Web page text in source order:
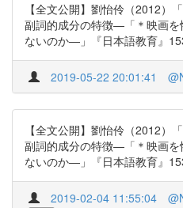
【全文公開】劉怡伶（2012）
副詞的成分の特徴―「＊映画を
ないのか―」『日本語教育』
2019-05-22 20:01:41
【全文公開】劉怡伶（2012）
副詞的成分の特徴―「＊映画を
ないのか―」『日本語教育』
2019-02-04 11:55:04